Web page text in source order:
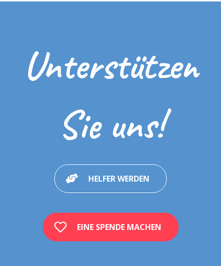
Unterstützen
Sie uns!
HELFER WERDEN
EINE SPENDE MACHEN